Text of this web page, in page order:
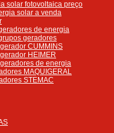
solar fotovoltaica preço
solar a venda
de energia
geradores
CUMMINS
HEIMER
de energia
MAQUIGERAL
STEMAC